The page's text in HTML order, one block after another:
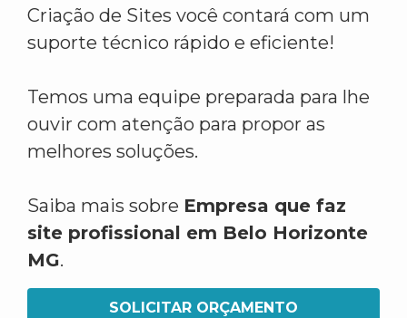
Criação de Sites você contará com um
suporte técnico rápido e eficiente!
Temos uma equipe preparada para lhe
ouvir com atenção para propor as
melhores soluções.
Saiba mais sobre Empresa que faz
site profissional em Belo Horizonte
MG.
SOLICITAR ORÇAMENTO